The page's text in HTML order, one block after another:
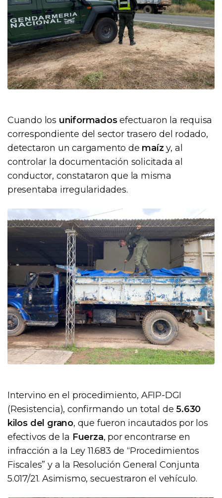
Cuando los uniformadosefectuaron la requisa
correspondiente del sector trasero del rodado,
detectaron un cargamento de maíz y, al
controlar la documentación solicitada al
conductor, constataron que la misma
presentaba irregularidades.
Intervino en el procedimiento, AFIP-DGI
(Resistencia), confirmando un total de5.630
kilos del grano, que fueron incautados por los
efectivos de la Fuerza, por encontrarse en
infracción a la Ley 11.683 de “Procedimientos
Fiscales” y a la Resolución General Conjunta
5.017/21. Asimismo, secuestraron el vehículo.